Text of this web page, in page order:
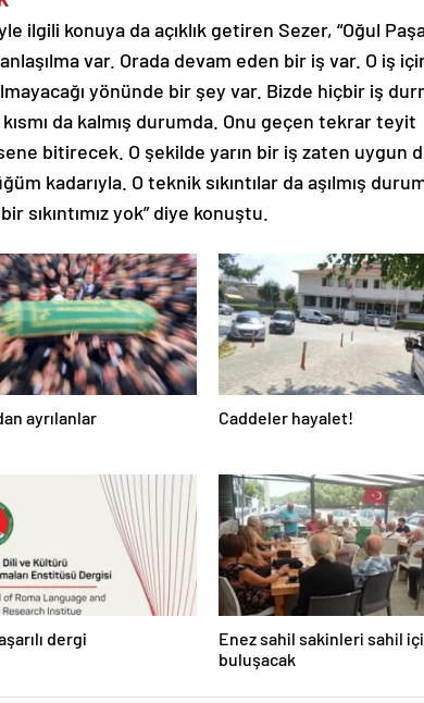
ilgili konuya da açıklık getiren Sezer, “Oğul
var. Orada devam eden bir iş var. O iş
yönünde bir şey var. Bizde hiçbir iş
da kalmış durumda. Onu geçen tekrar teyit
bitirecek. O şekilde yarın bir iş zaten uygun
kadarıyla. O teknik sıkıntılar da aşılmış
sıkıntımız yok” diye konuştu.
ayrılanlar Caddeler hayalet!
dergi
Enez sahil sakinleri sahil
buluşacak